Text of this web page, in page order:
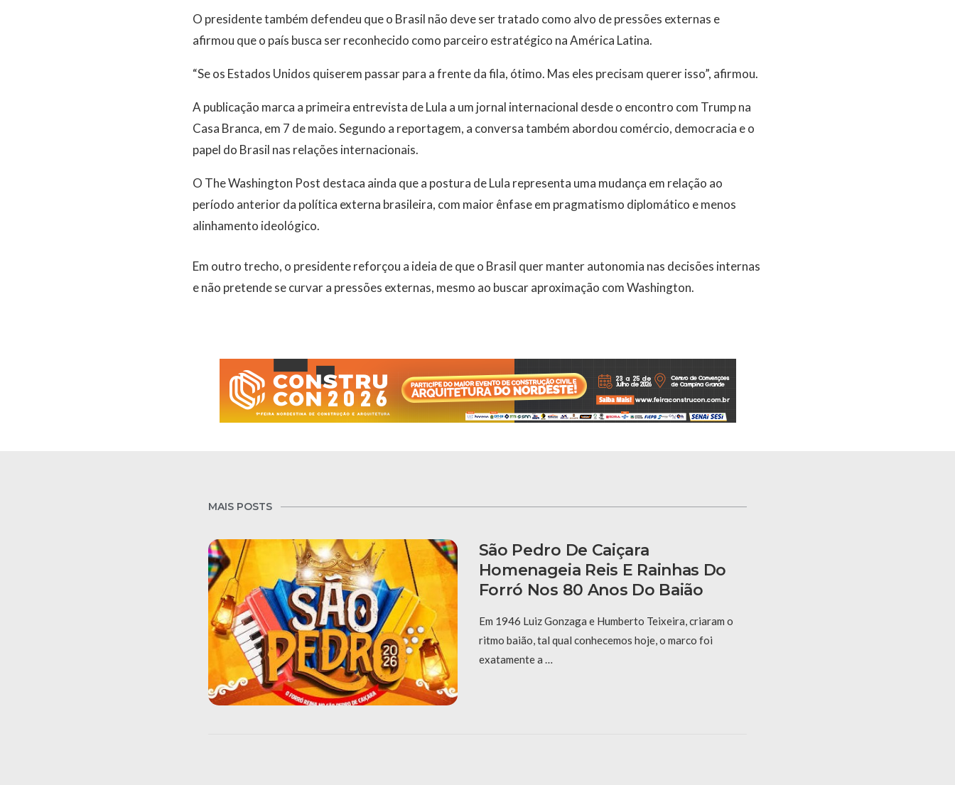
O presidente também defendeu que o Brasil não deve ser tratado como alvo de pressões externas e
afirmou que o país busca ser reconhecido como parceiro estratégico na América Latina.
“Se os Estados Unidos quiserem passar para a frente da fila, ótimo. Mas eles precisam querer isso”, afirmou.
A publicação marca a primeira entrevista de Lula a um jornal internacional desde o encontro com Trump na
Casa Branca, em 7 de maio. Segundo a reportagem, a conversa também abordou comércio, democracia e o
papel do Brasil nas relações internacionais.
O The Washington Post destaca ainda que a postura de Lula representa uma mudança em relação ao
período anterior da política externa brasileira, com maior ênfase em pragmatismo diplomático e menos
alinhamento ideológico.
Em outro trecho, o presidente reforçou a ideia de que o Brasil quer manter autonomia nas decisões internas
e não pretende se curvar a pressões externas, mesmo ao buscar aproximação com Washington.
MAIS POSTS
São Pedro De Caiçara
Homenageia Reis E Rainhas Do
Forró Nos 80 Anos Do Baião
Em 1946 Luiz Gonzaga e Humberto Teixeira, criaram o
ritmo baião, tal qual conhecemos hoje, o marco foi
exatamente a …